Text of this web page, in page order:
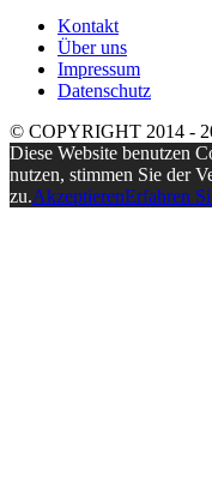
Kontakt
Über uns
Impressum
Datenschutz
© COPYRIGHT 2014 -
Diese Website benutzen
nutzen, stimmen Sie der
zu.AkzeptierenErfahren